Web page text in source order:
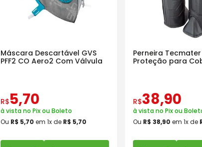
Máscara Descartável GVS
PFF2 CO Aero2 Com Válvula
R$5,70
à vista no Pix ou Boleto
Ou R$ 5,70 em 1x de R$ 5,70
Perneira
Proteção para
R$38,90
à vista no Pix ou
Ou R$ 38,90 em1x de